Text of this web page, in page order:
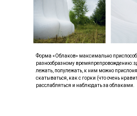
Форма «Облаков» максимально
разнообразному времяпрепровождению:
лежать, полулежать, к ним можно
скатываться, как с горки (что очень
расслабляться и наблюдать за облаками.